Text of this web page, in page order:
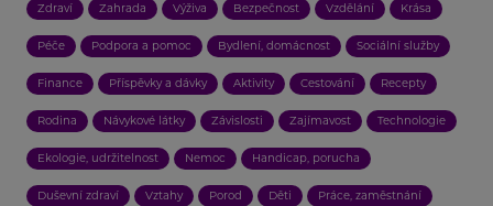
Zdraví Zahrada Výživa Bezpečnost Vzdělání Krása
Péče Podpora a pomoc Bydlení, domácnost Sociální služby
Finance Příspěvky a dávky Aktivity Cestování Recepty
Rodina Návykové látky Závislosti Zajímavost Technologie
Ekologie, udržitelnost Nemoc Handicap, porucha
Duševní zdraví Vztahy Porod Děti Práce, zaměstnání